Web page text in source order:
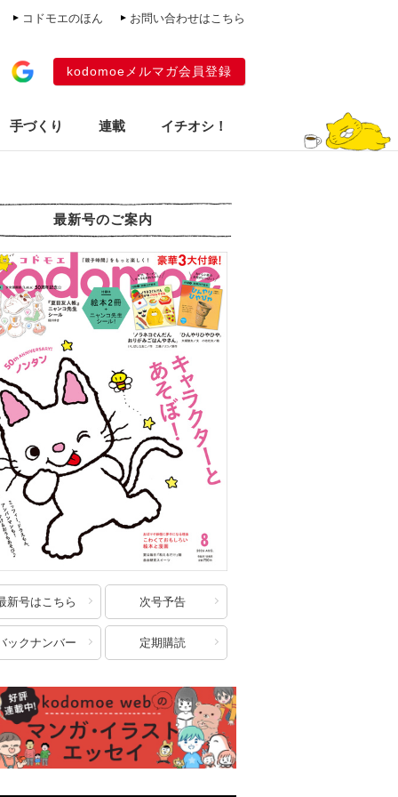
コドモエのほん お問い合わせはこちら
kodomoeメルマガ会員登録
手づくり 連載 イチオシ！
最新号のご案内
新号はこちら 次号予告
ックナンバー 定期購読